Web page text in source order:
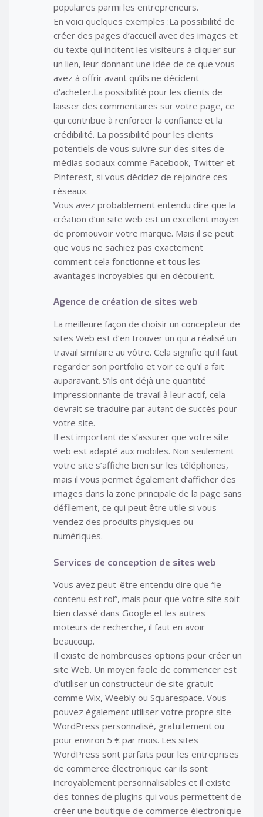
populaires parmi les entrepreneurs.
En voici quelques exemples :La possibilité de
créer des pages d’accueil avec des images et
du texte qui incitent les visiteurs à cliquer sur
un lien, leur donnant une idée de ce que vous
avez à offrir avant qu’ils ne décident
d’acheter.La possibilité pour les clients de
laisser des commentaires sur votre page, ce
qui contribue à renforcer la confiance et la
crédibilité. La possibilité pour les clients
potentiels de vous suivre sur des sites de
médias sociaux comme Facebook, Twitter et
Pinterest, si vous décidez de rejoindre ces
réseaux.
Vous avez probablement entendu dire que la
création d’un site web est un excellent moyen
de promouvoir votre marque. Mais il se peut
que vous ne sachiez pas exactement
comment cela fonctionne et tous les
avantages incroyables qui en découlent.
Agence de création de sites web
La meilleure façon de choisir un concepteur de
sites Web est d’en trouver un qui a réalisé un
travail similaire au vôtre. Cela signifie qu’il faut
regarder son portfolio et voir ce qu’il a fait
auparavant. S’ils ont déjà une quantité
impressionnante de travail à leur actif, cela
devrait se traduire par autant de succès pour
votre site.
Il est important de s’assurer que votre site
web est adapté aux mobiles. Non seulement
votre site s’affiche bien sur les téléphones,
mais il vous permet également d’afficher des
images dans la zone principale de la page sans
défilement, ce qui peut être utile si vous
vendez des produits physiques ou
numériques.
Services de conception de sites web
Vous avez peut-être entendu dire que “le
contenu est roi”, mais pour que votre site soit
bien classé dans Google et les autres
moteurs de recherche, il faut en avoir
beaucoup.
Il existe de nombreuses options pour créer un
site Web. Un moyen facile de commencer est
d’utiliser un constructeur de site gratuit
comme Wix, Weebly ou Squarespace. Vous
pouvez également utiliser votre propre site
WordPress personnalisé, gratuitement ou
pour environ 5 € par mois. Les sites
WordPress sont parfaits pour les entreprises
de commerce électronique car ils sont
incroyablement personnalisables et il existe
des tonnes de plugins qui vous permettent de
créer une boutique de commerce électronique